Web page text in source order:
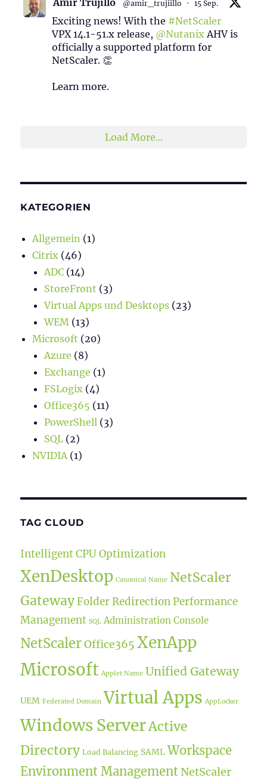
@amir_trujiillo · 15 Sep.
Exciting news! With the #NetScaler
VPX 14.1-51.x release, @Nutanix AHV is
officially a supported platform for
NetScaler. 👏
Learn more.
Load More...
KATEGORIEN
Allgemein (1)
Citrix (46)
ADC (14)
StoreFront (3)
Virtual Apps und Desktops (23)
WEM (13)
Microsoft (20)
Azure (8)
Exchange (1)
FSLogix (4)
Office365 (11)
PowerShell (3)
SQL (2)
NVIDIA (1)
TAG CLOUD
Intelligent CPU Optimization
XenDesktop Canonical Name NetScaler
GatewayFolder Redirection Performance
Management SQL Administration Console
NetScalerOffice365 XenApp
Microsoft Applet Name Unified Gateway
UEM Federated Domain Virtual Apps AppLocker
Windows ServerActive
Directory Load Balancing SAML Workspace
Environment Management NetScaler